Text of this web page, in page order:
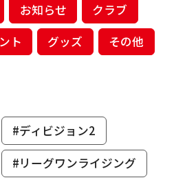
お知らせ
クラブ
ト グッズ その他
#ディビジョン2
#リーグワンライジング